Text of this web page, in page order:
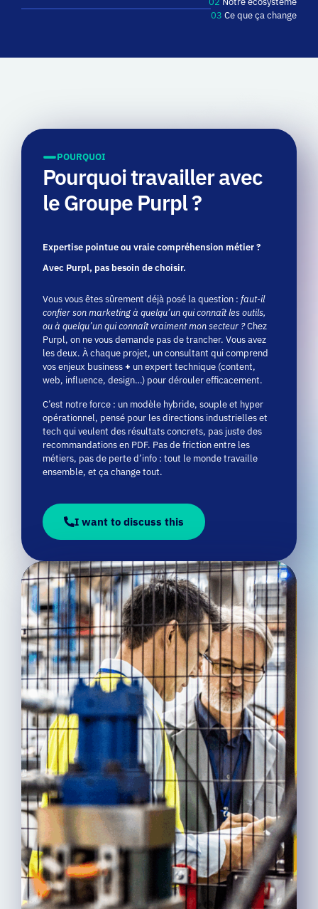
03 Ce que ça change
POURQUOI
Pourquoi travailler avec
le Groupe Purpl ?
Expertise pointue ou vraie compréhension métier ?
Avec Purpl, pas besoin de choisir.
Vous vous êtes sûrement déjà posé la question : faut-il
confier son marketing à quelqu’un qui connaît les outils,
ou à quelqu’un qui connaît vraiment mon secteur ?Chez
Purpl, on ne vous demande pas de trancher. Vous avez
les deux. À chaque projet, un consultant qui comprend
vos enjeux business+ un expert technique (content,
web, influence, design…) pour dérouler efficacement.
C’est notre force : un modèle hybride, souple et hyper
opérationnel, pensé pour les directions industrielles et
tech qui veulent des résultats concrets, pas juste des
recommandations en PDF. Pas de friction entre les
métiers, pas de perte d’info : tout le monde travaille
ensemble, et ça change tout.
I want to discuss this